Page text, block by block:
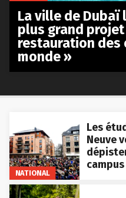
NATIONAL
Les
Neuve
campus
La ville de Dubaï
plus grand
restauration des
monde »